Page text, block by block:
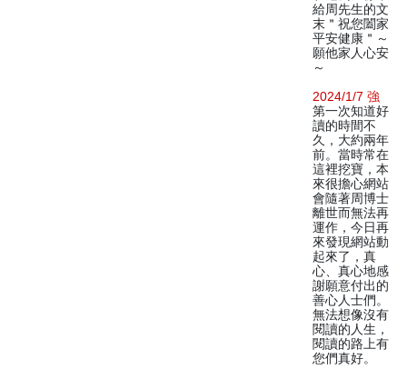
給周先生的文
末＂祝您闔家
平安健康＂～
願他家人心安
～
2024/1/7 強
第一次知道好
讀的時間不
久，大約兩年
前。當時常在
這裡挖寶，本
來很擔心網站
會隨著周博士
離世而無法再
運作，今日再
來發現網站動
起來了，真
心、真心地感
謝願意付出的
善心人士們。
無法想像沒有
閱讀的人生，
閱讀的路上有
您們真好。